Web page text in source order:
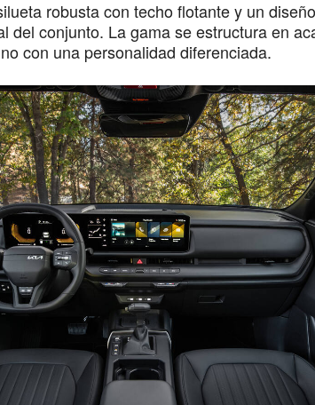
robusta con techo flotante y un
del conjunto. La gama se estructura en
con una personalidad diferenciada.